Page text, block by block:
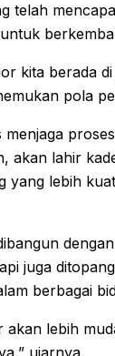
telah
kita berada
pola
akan lahir
yang lebih
juga
berbagai
akan lebih